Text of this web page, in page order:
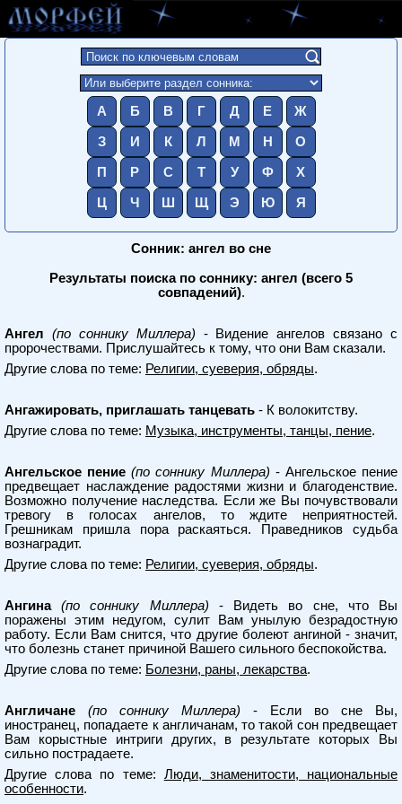
А Б В Г Д Е Ж
З И К Л М Н О
П Р С Т У Ф Х
Ц Ч Ш Щ Э Ю Я
Сонник: ангел во сне
Результаты поиска по соннику: ангел (всего 5
совпадений).
Ангел (по соннику Миллера) - Видение ангелов связано с
пророчествами. Прислушайтесь к тому, что они Вам сказали.
Другие слова по теме: Религии, суеверия, обряды.
Ангажировать, приглашать танцевать - К волокитству.
Другие слова по теме: Музыка, инструменты, танцы, пение.
Ангельское пение (по соннику Миллера) - Ангельское пение
предвещает наслаждение радостями жизни и благоденствие.
Возможно получение наследства. Если же Вы почувствовали
тревогу в голосах ангелов, то ждите неприятностей.
Грешникам пришла пора раскаяться. Праведников судьба
вознаградит.
Другие слова по теме: Религии, суеверия, обряды.
Ангина (по соннику Миллера) - Видеть во сне, что Вы
поражены этим недугом, сулит Вам унылую безрадостную
работу. Если Вам снится, что другие болеют ангиной - значит,
что болезнь станет причиной Вашего сильного беспокойства.
Другие слова по теме: Болезни, раны, лекарства.
Англичане (по соннику Миллера) - Если во сне Вы,
иностранец, попадаете к англичанам, то такой сон предвещает
Вам корыстные интриги других, в результате которых Вы
сильно пострадаете.
Другие слова по теме: Люди, знаменитости, национальные
особенности.